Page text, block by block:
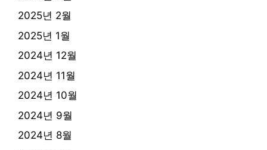
2025년 2월
2025년 1월
2024년 12월
2024년 11월
2024년 10월
2024년 9월
2024년 8월